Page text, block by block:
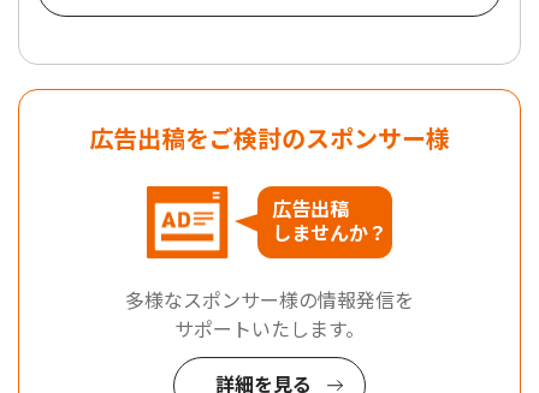
広告出稿をご検討のスポンサー様
広告出稿
しませんか？
多様なスポンサー様の情報発信を
サポートいたします。
詳細を見る